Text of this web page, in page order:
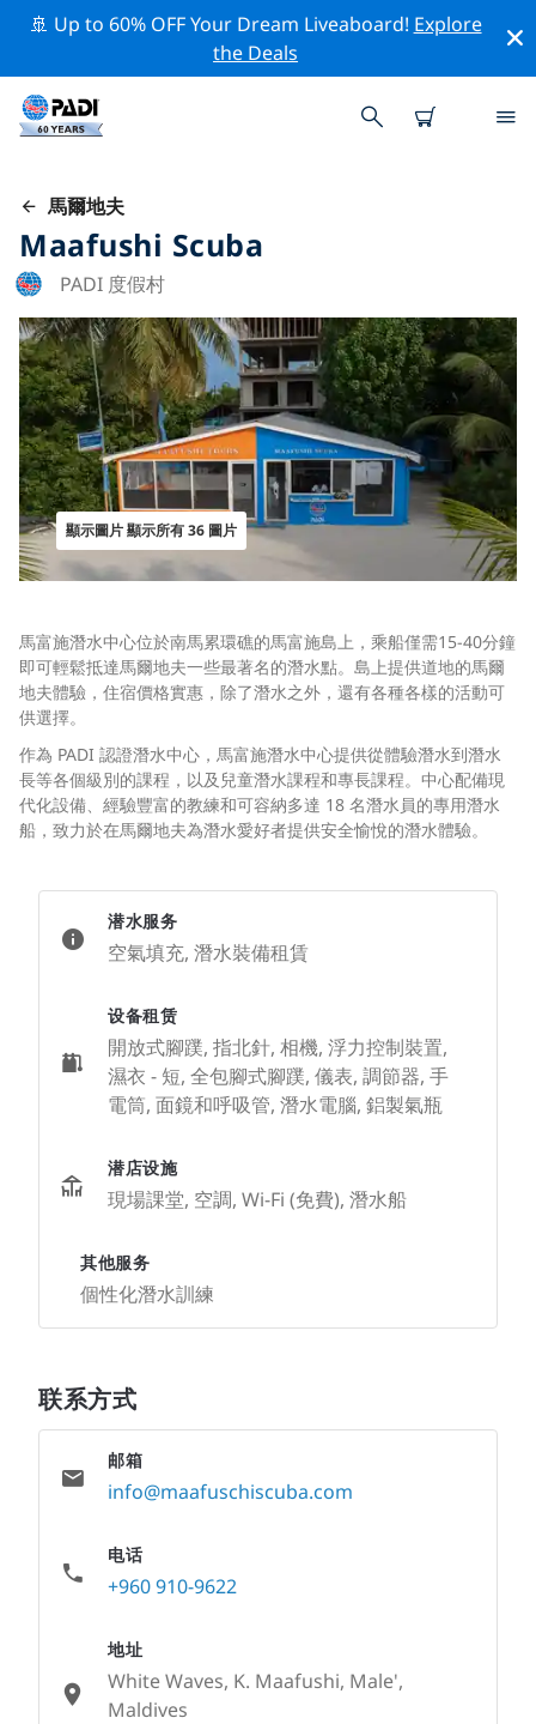
🚢 Up to 60% OFF Your Dream Liveaboard! Explore
the Deals
馬爾地夫
Maafushi Scuba
PADI 度假村
顯示圖片 顯示所有 36 圖片
馬富施潛水中心位於南馬累環礁的馬富施島上，乘船僅需15-40分鐘
即可輕鬆抵達馬爾地夫一些最著名的潛水點。島上提供道地的馬爾
地夫體驗，住宿價格實惠，除了潛水之外，還有各種各樣的活動可
供選擇。
作為 PADI 認證潛水中心，馬富施潛水中心提供從體驗潛水到潛水
長等各個級別的課程，以及兒童潛水課程和專長課程。中心配備現
代化設備、經驗豐富的教練和可容納多達 18 名潛水員的專用潛水
船，致力於在馬爾地夫為潛水愛好者提供安全愉悅的潛水體驗。
潜水服务
空氣填充, 潛水裝備租賃
设备租赁
開放式腳蹼, 指北針, 相機, 浮力控制裝置,
濕衣 - 短, 全包腳式腳蹼, 儀表, 調節器, 手
電筒, 面鏡和呼吸管, 潛水電腦, 鋁製氣瓶
潜店设施
現場課堂, 空調, Wi-Fi (免費), 潛水船
其他服务
個性化潛水訓練
联系方式
邮箱
info@maafuschiscuba.com
电话
+960 910-9622
地址
White Waves, K. Maafushi, Male',
Maldives